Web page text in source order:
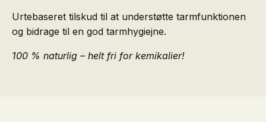
Urtebaseret tilskud til at understøtte tarmfunktionen
og bidrage til en god tarmhygiejne.
100 % naturlig – helt fri for kemikalier!